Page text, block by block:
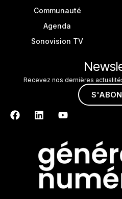
Communauté
Agenda
Sonovision TV
Recevez nos dernières